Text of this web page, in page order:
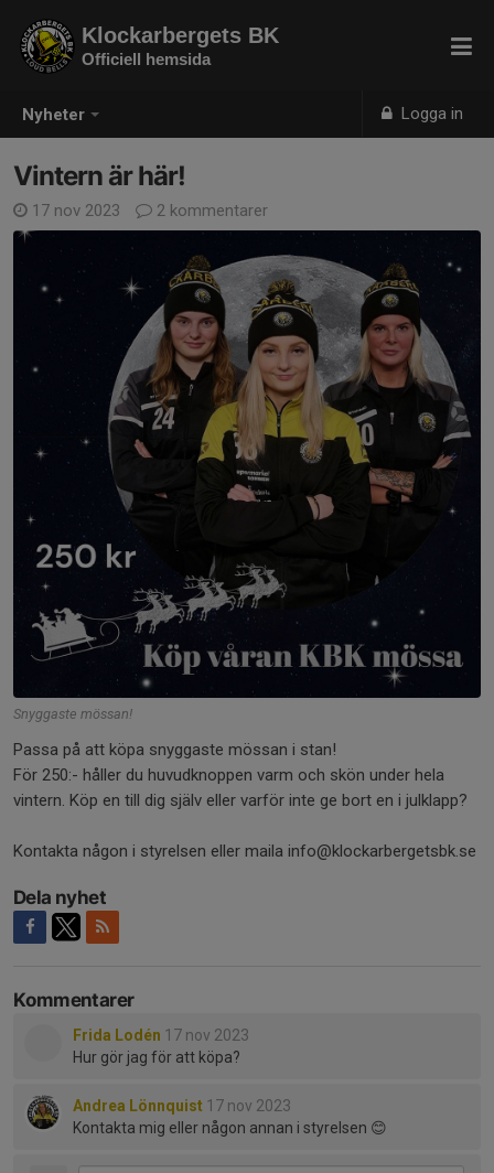
Nyheter Logga in
Klockarbergets BK
Officiell hemsida
Vintern är här!
17 nov 2023 2 kommentarer
Snyggaste mössan!
Passa på att köpa snyggaste mössan i stan!
För 250:- håller du huvudknoppen varm och skön under hela
vintern. Köp en till dig själv eller varför inte ge bort en i julklapp?
Kontakta någon i styrelsen eller maila info@klockarbergetsbk.se
Dela nyhet
Kommentarer
Frida Lodén 17 nov 2023
Hur gör jag för att köpa?
Andrea Lönnquist 17 nov 2023
Kontakta mig eller någon annan i styrelsen 😊